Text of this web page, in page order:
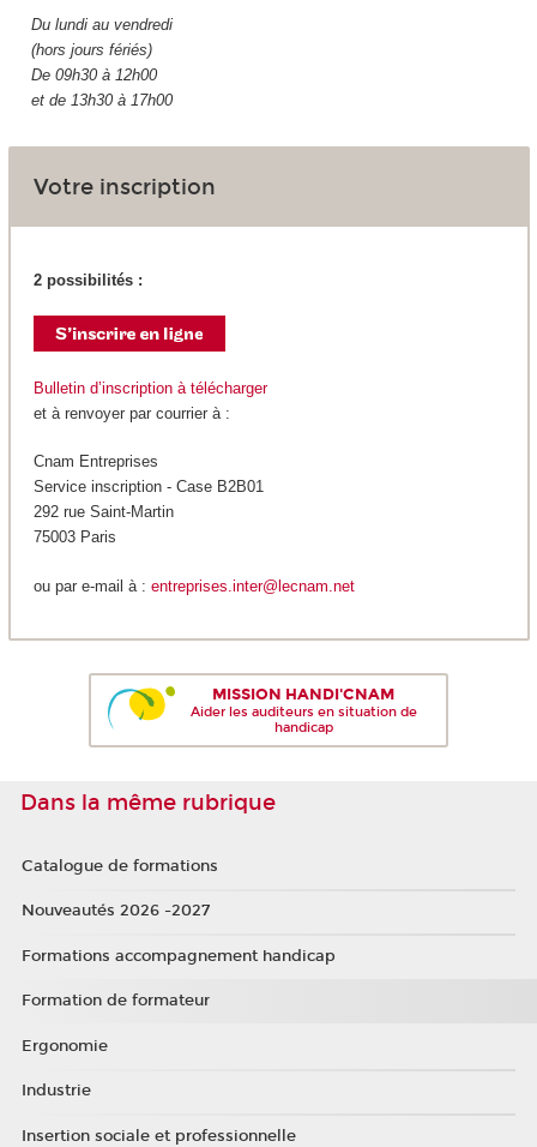
Du lundi au vendredi
(hors jours fériés)
De 09h30 à 12h00
et de 13h30 à 17h00
Votre inscription
2 possibilités :
Bulletin d’inscription à télécharger
et à renvoyer par courrier à :
Cnam Entreprises
Service inscription - Case B2B01
292 rue Saint-Martin
75003 Paris
ou par e-mail à : entreprises.inter@lecnam.net
MISSION HANDI'CNAM
Aider les auditeurs en situation de
handicap
Dans la même rubrique
Catalogue de formations
Nouveautés 2026 -2027
Formations accompagnement handicap
Formation de formateur
Ergonomie
Industrie
Insertion sociale et professionnelle